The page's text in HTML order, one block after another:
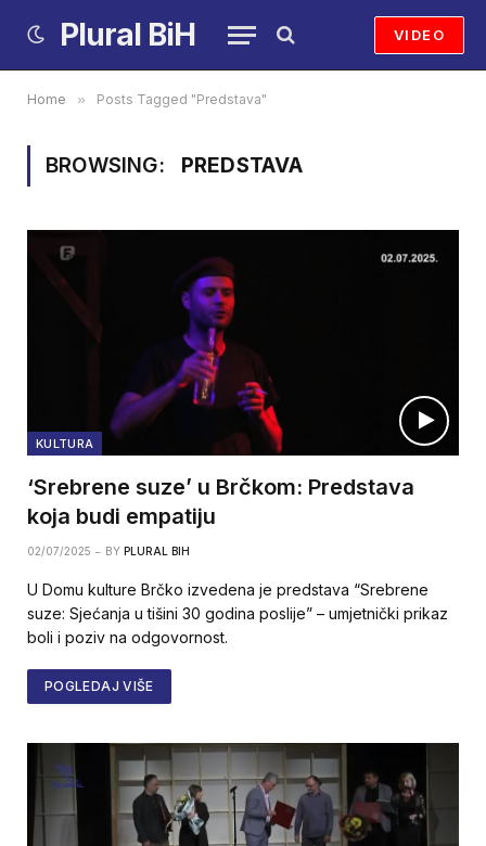
Plural BiH VIDEO
Home » Posts Tagged "Predstava"
BROWSING: PREDSTAVA
KULTURA
‘Srebrene suze’ u Brčkom: Predstava
koja budi empatiju
02/07/2025 BY PLURAL BIH
U Domu kulture Brčko izvedena je predstava “Srebrene
suze: Sjećanja u tišini 30 godina poslije” – umjetnički prikaz
boli i poziv na odgovornost.
POGLEDAJ VIŠE